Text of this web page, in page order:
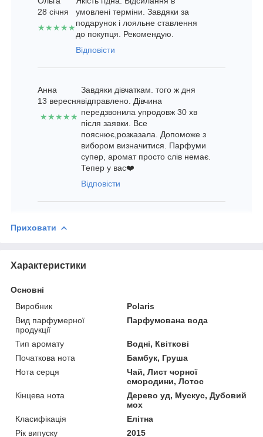
28 січня
★★★★★
умовлені терміни. Завдяки за
подарунок і лояльне ставлення
до покупця. Рекомендую.
Відповісти
Анна
13 вересня
★★★★★
Завдяки дівчаткам. того ж дня
відправлено. Дівчина
передзвонила упродовж 30 хв
після заявки. Все
пояснює,розказала. Допоможе з
вибором визначитися. Парфуми
супер, аромат просто слів немає.
Тепер у вас❤️
Відповісти
Приховати
Характеристики
Основні
Виробник
Polaris
Вид парфумерної
продукції
Парфумована вода
Тип аромату
Водні, Квіткові
Початкова нота
Бамбук, Груша
Нота серця
Чай, Лист чорної
смородини, Лотос
Кінцева нота
Дерево уд, Мускус, Дубовий
мох
Класифікація
Елітна
Рік випуску
2015